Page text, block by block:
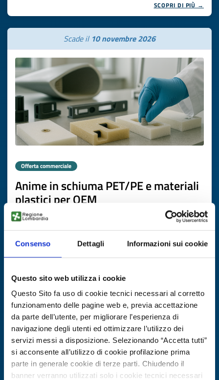
Consenso Dettagli Informazioni sui cookie
Questo sito web utilizza i cookie
Questo Sito fa uso di cookie tecnici necessari al corretto
funzionamento delle pagine web e, previa accettazione
da parte dell’utente, per migliorare l’esperienza di
navigazione degli utenti ed ottimizzare l’utilizzo dei
servizi messi a disposizione. Selezionando “Accetta tutti”
si acconsente all’utilizzo di cookie profilazione prima
parte in generale cookie di terze parti. Chiudendo il
banner verranno utilizzati solo i cookie tecnici necessari
SCOPRI DI PIÙ →
Scade il 10 novembre 2026
Offerta commerciale
Anime in schiuma PET/PE e materiali
plastici per OEM
dell’eolico/fotovoltaico/accumulo
ID EEN: BOPL20251024010
SCOPRI DI PIÙ →
Scade il13 novembre 2026